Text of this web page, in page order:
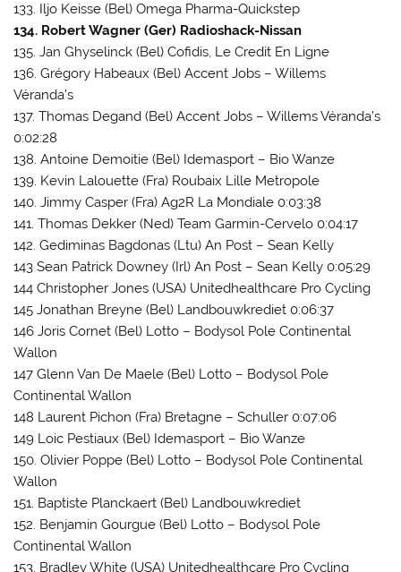
133. Iljo Keisse (Bel) Omega Pharma-Quickstep
134. Robert Wagner (Ger) Radioshack-Nissan
135. Jan Ghyselinck (Bel) Cofidis, Le Credit En Ligne
136. Grégory Habeaux (Bel) Accent Jobs – Willems
Véranda’s
137. Thomas Degand (Bel) Accent Jobs – Willems Véranda’s
0:02:28
138. Antoine Demoitie (Bel) Idemasport – Bio Wanze
139. Kevin Lalouette (Fra) Roubaix Lille Metropole
140. Jimmy Casper (Fra) Ag2R La Mondiale 0:03:38
141. Thomas Dekker (Ned) Team Garmin-Cervelo 0:04:17
142. Gediminas Bagdonas (Ltu) An Post – Sean Kelly
143 Sean Patrick Downey (Irl) An Post – Sean Kelly 0:05:29
144 Christopher Jones (USA) Unitedhealthcare Pro Cycling
145 Jonathan Breyne (Bel) Landbouwkrediet 0:06:37
146 Joris Cornet (Bel) Lotto – Bodysol Pole Continental
Wallon
147 Glenn Van De Maele (Bel) Lotto – Bodysol Pole
Continental Wallon
148 Laurent Pichon (Fra) Bretagne – Schuller 0:07:06
149 Loic Pestiaux (Bel) Idemasport – Bio Wanze
150. Olivier Poppe (Bel) Lotto – Bodysol Pole Continental
Wallon
151. Baptiste Planckaert (Bel) Landbouwkrediet
152. Benjamin Gourgue (Bel) Lotto – Bodysol Pole
Continental Wallon
153. Bradley White (USA) Unitedhealthcare Pro Cycling